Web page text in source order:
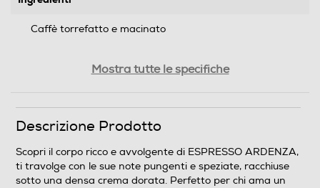
Caffè torrefatto e macinato
Capsule caffè
Caratteristiche prodotto
Mostra tutte le specifiche
Descrizione Prodotto
Scopri il corpo ricco e avvolgente di ESPRESSO ARDENZA,
ti travolge con le sue note pungenti e speziate, racchiuse
sotto una densa crema dorata. Perfetto per chi ama un